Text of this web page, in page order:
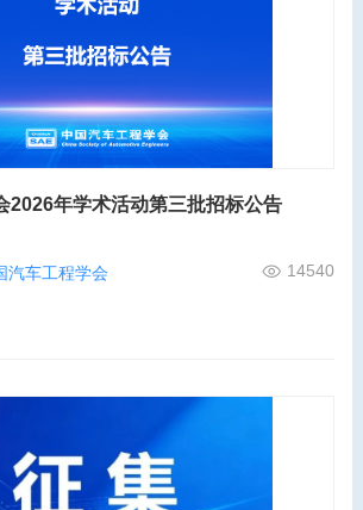
2026年学术活动第三批招标公告
汽车工程学会 14540